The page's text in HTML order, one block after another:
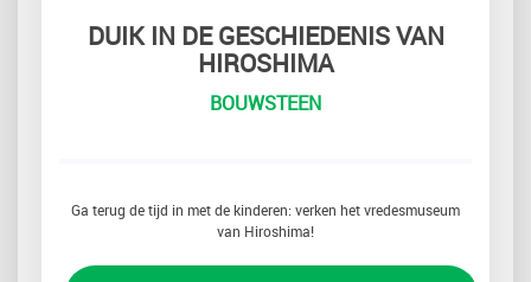
DUIK IN DE GESCHIEDENIS VAN
HIROSHIMA
BOUWSTEEN
Ga terug de tijd in met de kinderen: verken het vredesmuseum
van Hiroshima!